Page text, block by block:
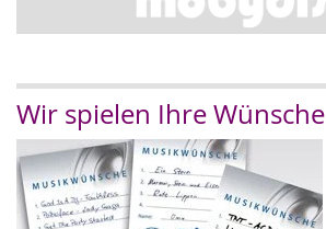
Wir spielen Ihre Wünsche